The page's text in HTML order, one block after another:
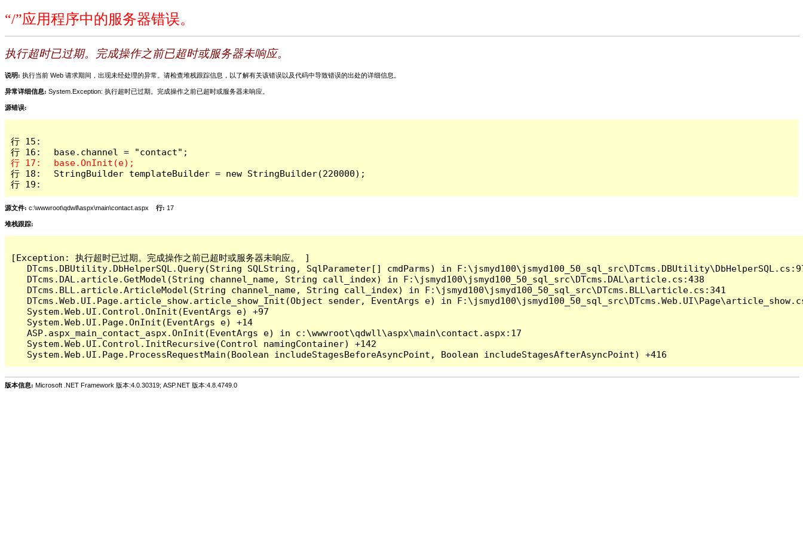
“/”应用程序中的服务器错误。
执行超时已过期。完成操作之前已超时或服务器未响应。
说明: 执行当前 Web 请求期间，出现未经处理的异常。请检查堆栈跟踪信息，以了解有关该错误以及代码中导致错误的出处的详细信息。
异常详细信息: System.Exception: 执行超时已过期。完成操作之前已超时或服务器未响应。
源错误:
行 15:
行 18: 	StringBuilder templateBuilder = new StringBuilder(220000);
行 19:
源文件: c:\wwwroot\qdwll\aspx\main\contact.aspx 行: 17
堆栈跟踪:
[Exception: 执行超时已过期。完成操作之前已超时或服务器未响应。 ]
DTcms.DBUtility.DbHelperSQL.Query(String SQLString, SqlParameter[] cmdParms) in
   DTcms.DAL.article.GetModel(String channel_name, String call_index) in F:\jsmyd100\jsmyd100_50_sql_src\DTcms.DAL\article.cs:438
   DTcms.BLL.article.ArticleModel(String channel_name, String call_index) in F:\jsmyd100\jsmyd100_50_sql_src\DTcms.BLL\article.cs:341
DTcms.Web.UI.Page.article_show.article_show_Init(Object sender, EventArgs e) in
   System.Web.UI.Control.OnInit(EventArgs e) +97
   System.Web.UI.Page.OnInit(EventArgs e) +14
   ASP.aspx_main_contact_aspx.OnInit(EventArgs e) in c:\wwwroot\qdwll\aspx\main\contact.aspx:17
   System.Web.UI.Control.InitRecursive(Control namingContainer) +142
版本信息: Microsoft .NET Framework 版本:4.0.30319; ASP.NET 版本:4.8.4749.0